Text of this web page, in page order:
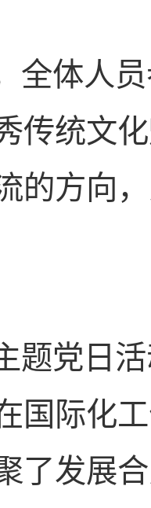
全体人
传统文
的方向
题党日
国际化
了发展